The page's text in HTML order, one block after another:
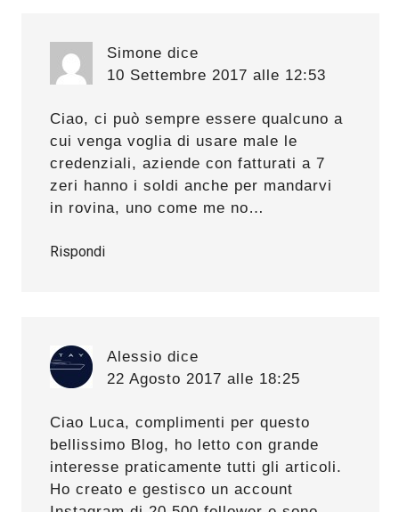
Simone dice
10 Settembre 2017 alle 12:53
Ciao, ci può sempre essere qualcuno a
cui venga voglia di usare male le
credenziali, aziende con fatturati a 7
zeri hanno i soldi anche per mandarvi
in rovina, uno come me no…
Rispondi
Alessio dice
22 Agosto 2017 alle 18:25
Ciao Luca, complimenti per questo
bellissimo Blog, ho letto con grande
interesse praticamente tutti gli articoli.
Ho creato e gestisco un account